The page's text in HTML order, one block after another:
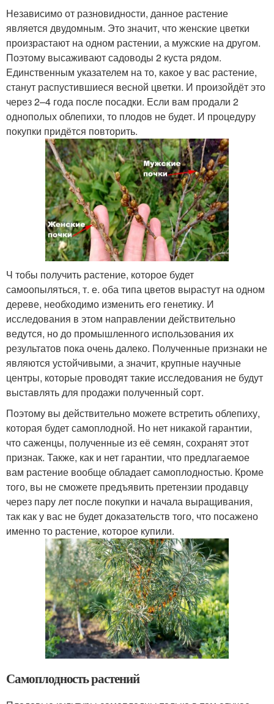
Независимо от разновидности, данное растение
является двудомным. Это значит, что женские цветки
произрастают на одном растении, а мужские на другом.
Поэтому высаживают садоводы 2 куста рядом.
Единственным указателем на то, какое у вас растение,
станут распустившиеся весной цветки. И произойдёт это
через 2–4 года после посадки. Если вам продали 2
однополых облепихи, то плодов не будет. И процедуру
покупки придётся повторить.
Ч тобы получить растение, которое будет
самоопыляться, т. е. оба типа цветов вырастут на одном
дереве, необходимо изменить его генетику. И
исследования в этом направлении действительно
ведутся, но до промышленного использования их
результатов пока очень далеко. Полученные признаки не
являются устойчивыми, а значит, крупные научные
центры, которые проводят такие исследования не будут
выставлять для продажи полученный сорт.
Поэтому вы действительно можете встретить облепиху,
которая будет самоплодной. Но нет никакой гарантии,
что саженцы, полученные из её семян, сохранят этот
признак. Также, как и нет гарантии, что предлагаемое
вам растение вообще обладает самоплодностью. Кроме
того, вы не сможете предъявить претензии продавцу
через пару лет после покупки и начала выращивания,
так как у вас не будет доказательств того, что посажено
именно то растение, которое купили.
Самоплодность растений